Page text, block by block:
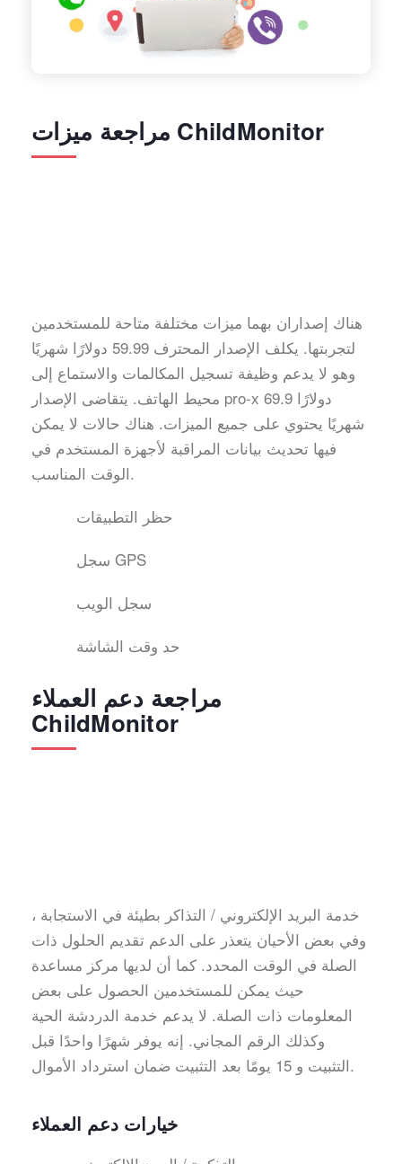
مراجعة ميزات ChildMonitor
هناك إصداران بهما ميزات مختلفة متاحة للمستخدمين
لتجربتها. يكلف الإصدار المحترف 59.99 دولارًا شهريًا
وهو لا يدعم وظيفة تسجيل المكالمات والاستماع إلى
محيط الهاتف. يتقاضى الإصدار pro-x 69.9 دولارًا
شهريًا يحتوي على جميع الميزات. هناك حالات لا يمكن
فيها تحديث بيانات المراقبة لأجهزة المستخدم في
الوقت المناسب.
حظر التطبيقات
سجل GPS
سجل الويب
حد وقت الشاشة
مراجعة دعم العملاء
ChildMonitor
خدمة البريد الإلكتروني / التذاكر بطيئة في الاستجابة ،
وفي بعض الأحيان يتعذر على الدعم تقديم الحلول ذات
الصلة في الوقت المحدد. كما أن لديها مركز مساعدة
حيث يمكن للمستخدمين الحصول على بعض
المعلومات ذات الصلة. لا يدعم خدمة الدردشة الحية
وكذلك الرقم المجاني. إنه يوفر شهرًا واحدًا قبل
التثبيت و 15 يومًا بعد التثبيت ضمان استرداد الأموال.
خيارات دعم العملاء